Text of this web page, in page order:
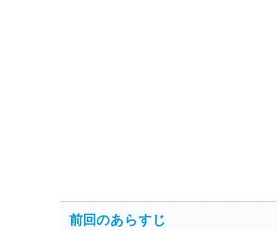
前回のあらすじ